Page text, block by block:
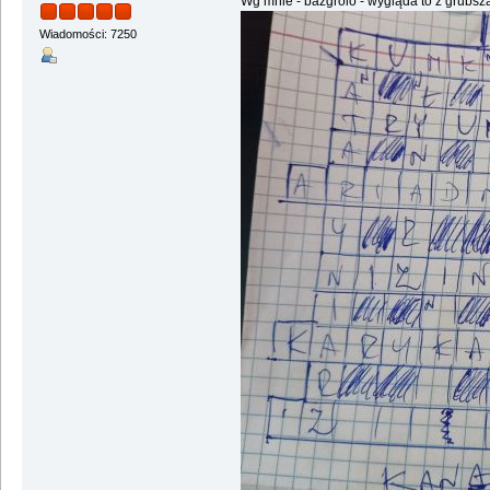
Wiadomości: 7250